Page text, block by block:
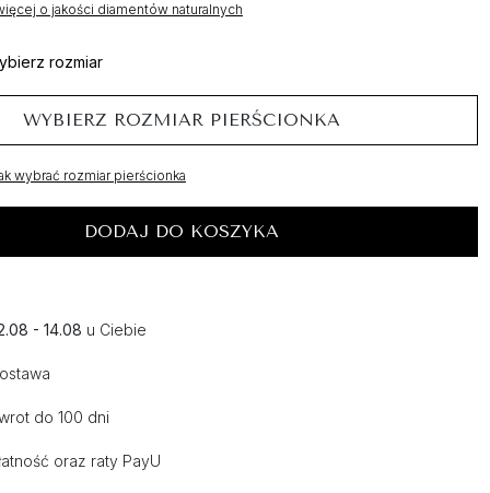
o jakości diamentów naturalnych
rozmiar
WYBIERZ ROZMIAR PIERŚCIONKA
wybrać rozmiar pierścionka
DODAJ DO KOSZYKA
- 14.08 u Ciebie
do 100 dni
oraz raty PayU